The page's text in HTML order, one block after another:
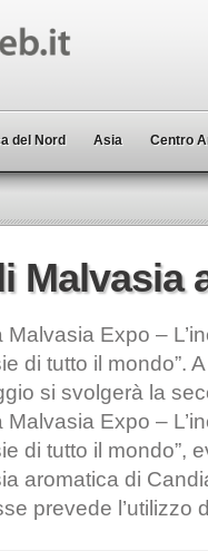
del Nord Asia Centro
Malvasia
Malvasia Expo –
di tutto il mondo”.
si svolgerà la
Malvasia Expo –
di tutto il mondo”,
aromatica di
prevede l’utilizzo